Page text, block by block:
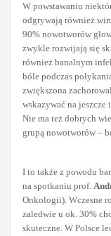
W powstawaniu
odgrywają również
90% nowotworów
zwykle rozwijają się
również banalnym
bóle podczas
zwiększona
wskazywać na
Nie ma też dobrych
grupą nowotworów –
I to także z powodu
na spotkaniu prof.
Onkologii). Wczesne
zaledwie u ok. 30%
skuteczne. W Polsce